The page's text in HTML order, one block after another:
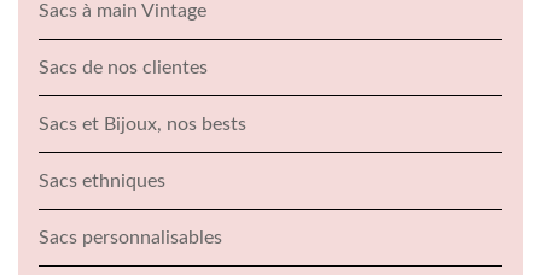
Sacs à main Vintage
Sacs de nos clientes
Sacs et Bijoux, nos bests
Sacs ethniques
Sacs personnalisables